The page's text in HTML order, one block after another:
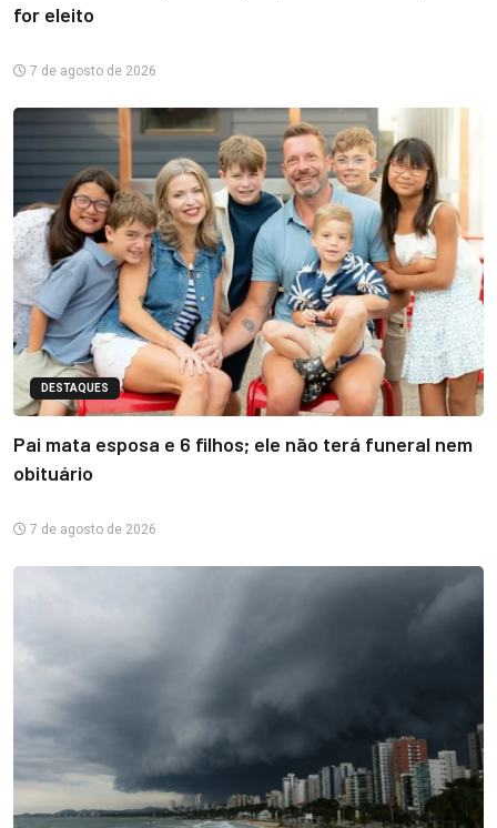
for eleito
7 de agosto de 2026
DESTAQUES
Pai mata esposa e 6 filhos; ele não terá funeral nem
obituário
7 de agosto de 2026